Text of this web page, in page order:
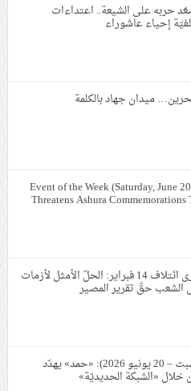
حربه على الشيعة.. اعتداءات
إحياء عاشوراء
ميدان جهاد بالكلمة
Event of the Week (Saturday, June
Threatens Ashura
رئيس مجلس شورى ائتلاف 14 فبراير: الحلّ الأمثل لأزمات
الشعب حقّ تقرير المصير
حدث الأسبوع (السبت – 20 يونيو 2026): «حمد» يهدّد
«الشبكة الحديديّة»